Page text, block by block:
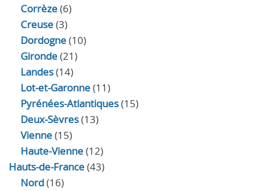
Corrèze(6)
Creuse(3)
Dordogne(10)
Gironde(21)
Landes(14)
Lot-et-Garonne(11)
Pyrénées-Atlantiques(15)
Deux-Sèvres(13)
Vienne(15)
Haute-Vienne(12)
Hauts-de-France(43)
Nord(16)